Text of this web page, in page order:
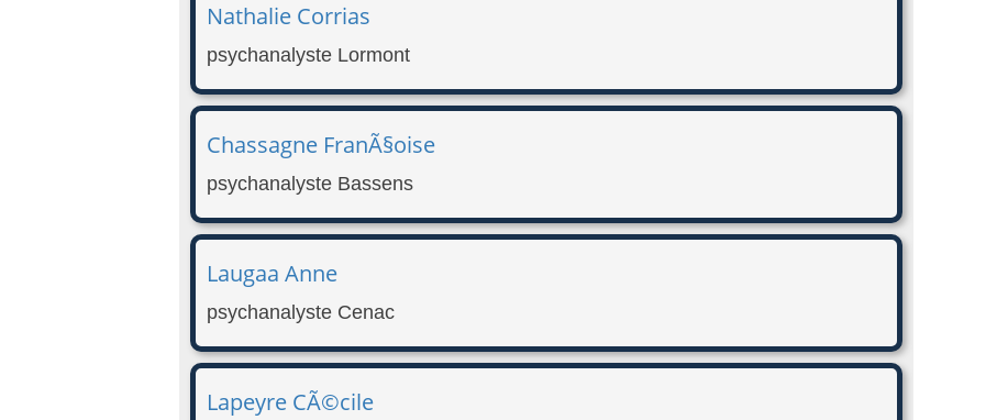
Nathalie Corrias
psychanalyste Lormont
Chassagne FranÃ§oise
psychanalyste Bassens
Laugaa Anne
psychanalyste Cenac
Lapeyre CÃ©cile